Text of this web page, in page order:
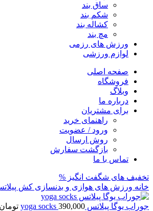
ساق بند
شکم بند
کشاله بند
مچ بند
ورزش های رزمی
لوازم ورزشی
صفحه اصلی
فروشگاه
وبلاگ
درباره ما
برای مشتریان
راهنمای خرید
ورود / عضویت
روش ارسال
بازگشت سفارش
تماس با ما
تخفیف های شگفت انگیز %
خانه ورزش های هوازی و بدنسازی کش
جوراب یوگا پیلاتس yoga socks 390,000
تومان